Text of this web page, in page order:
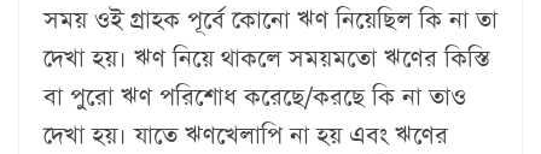
সময় ওই গ্রাহক পূর্বে কোনো ঋণ নিয়েছিল কি না তা
দেখা হয়। ঋণ নিয়ে থাকলে সময়মতো ঋণের কিস্তি
বা পুরো ঋণ পরিশোধ করেছে/করছে কি না তাও
দেখা হয়। যাতে ঋণখেলাপি না হয় এবং ঋণের